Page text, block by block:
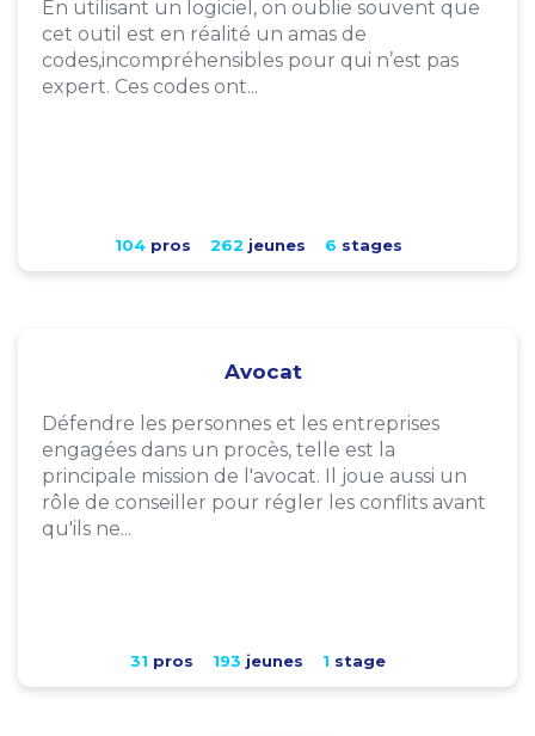
En utilisant un logiciel, on oublie souvent que
cet outil est en réalité un amas de
codes,incompréhensibles pour qui n’est pas
expert. Ces codes ont...
104pros 262 jeunes 6 stages
Avocat
Défendre les personnes et les entreprises
engagées dans un procès, telle est la
principale mission de l'avocat. Il joue aussi un
rôle de conseiller pour régler les conflits avant
qu'ils ne...
31 pros 193 jeunes 1 stage